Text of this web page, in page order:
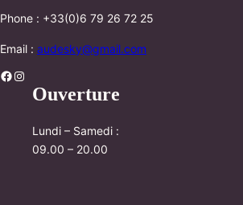
Phone : +33(0)6 79 26 72 25
Email : audesky@gmail.com
Facebook Instagram
Ouverture
Lundi – Samedi :
09.00 – 20.00